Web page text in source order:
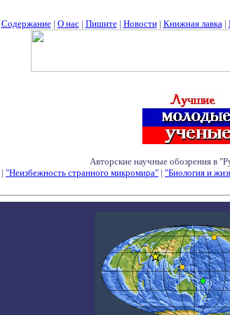
Содержание| О нас| Пишите| Новости| Книжная лавка|
Авторские научные обозрения в
| "Неизбежность странного микромира" | "Биология и